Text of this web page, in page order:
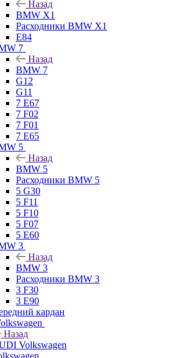
Назад
BMW X1
Расходники BMW X1
E84
7
Назад
BMW 7
G12
G11
7 Е67
7 F02
7 F01
7 E65
5
Назад
BMW 5
Расходники BMW 5
5 G30
5 F11
5 F10
5 F07
5 E60
3
Назад
BMW 3
Расходники BMW 3
3 F30
3 E90
кардан
Назад
Volkswagen